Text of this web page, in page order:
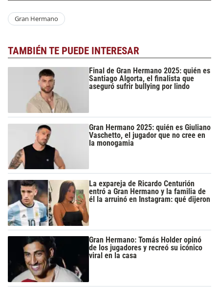
Gran Hermano
TAMBIÉN TE PUEDE INTERESAR
Final de Gran Hermano 2025: quién es
Santiago Algorta, el finalista que
aseguró sufrir bullying por lindo
Gran Hermano 2025: quién es Giuliano
Vaschetto, el jugador que no cree en
la monogamia
La expareja de Ricardo Centurión
entró a Gran Hermano y la familia de
él la arruinó en Instagram: qué dijeron
Gran Hermano: Tomás Holder opinó
de los jugadores y recreó su icónico
viral en la casa